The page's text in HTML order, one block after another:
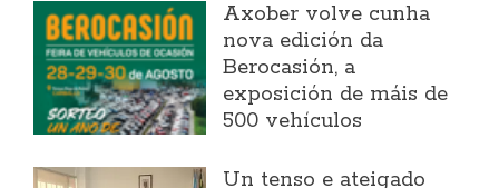
Axober volve cunha
nova edición da
Berocasión, a
exposición de máis de
500 vehículos
Un tenso e ateigado